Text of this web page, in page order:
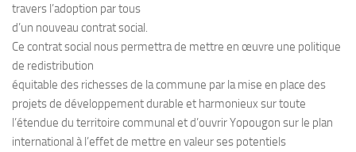
travers l’adoption par tous
d’un nouveau contrat social.
Ce contrat social nous permettra de mettre en œuvre une politique
de redistribution
équitable des richesses de la commune par la mise en place des
projets de développement durable et harmonieux sur toute
l’étendue du territoire communal et d’ouvrir Yopougon sur le plan
international à l’effet de mettre en valeur ses potentiels